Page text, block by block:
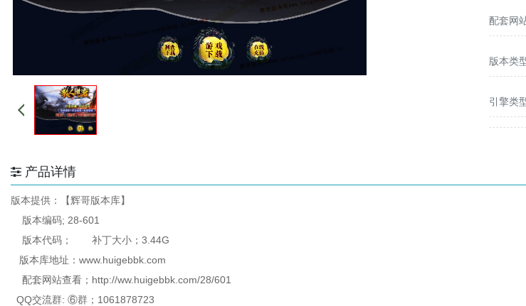
配套网
版本类
引擎类
产品详情
版本提供：【辉哥版本库】
版本编码; 28-601
版本代码； 补丁大小；3.44G
版本库地址：www.huigebbk.com
配套网站查看；http://ww.huigebbk.com/28/601
QQ交流群: ⑥群；1061878723